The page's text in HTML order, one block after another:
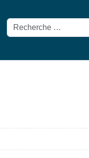
Rechercher